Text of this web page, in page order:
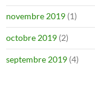
novembre 2019 (1)
octobre 2019 (2)
septembre 2019 (4)